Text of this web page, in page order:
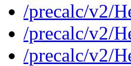
/precalc/v2/
/precalc/v2/
/precalc/v2/